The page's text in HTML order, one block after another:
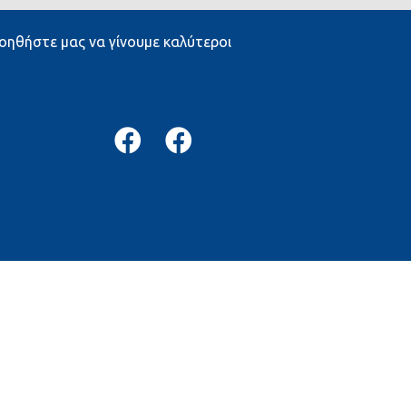
μας να γίνουμε καλύτεροι